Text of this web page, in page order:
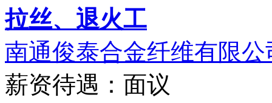
拉丝、退火工
南通俊泰合金纤维有限公
薪资待遇：面议